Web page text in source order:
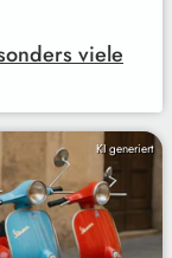
viele
KI generiert